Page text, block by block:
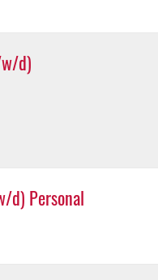
d)
d) Personal